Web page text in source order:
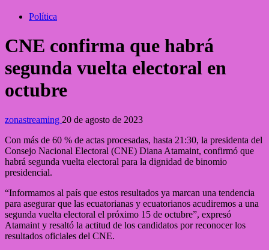
Política
CNE confirma que habrá
segunda vuelta electoral en
octubre
zonastreaming 20 de agosto de 2023
Con más de 60 % de actas procesadas, hasta 21:30, la presidenta del
Consejo Nacional Electoral (CNE) Diana Atamaint, confirmó que
habrá segunda vuelta electoral para la dignidad de binomio
presidencial.
“Informamos al país que estos resultados ya marcan una tendencia
para asegurar que las ecuatorianas y ecuatorianos acudiremos a una
segunda vuelta electoral el próximo 15 de octubre”, expresó
Atamaint y resaltó la actitud de los candidatos por reconocer los
resultados oficiales del CNE.